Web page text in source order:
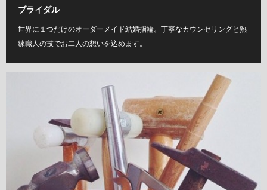
ブライダル
世界に１つだけのオーダーメイド結婚指輪。丁寧なカウンセリングと熟
練職人の技でお二人の想いを込めます。